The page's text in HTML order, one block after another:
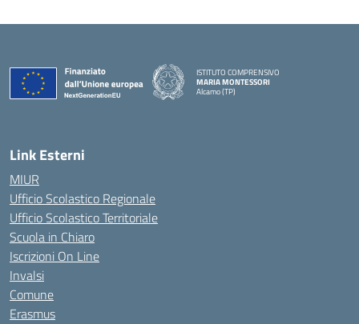
ISTITUTO COMPRENSIVO
MARIA MONTESSORI
Alcamo (TP)
Link Esterni
MIUR
Ufficio Scolastico Regionale
Ufficio Scolastico Territoriale
Scuola in Chiaro
Iscrizioni On Line
Invalsi
Comune
Erasmus